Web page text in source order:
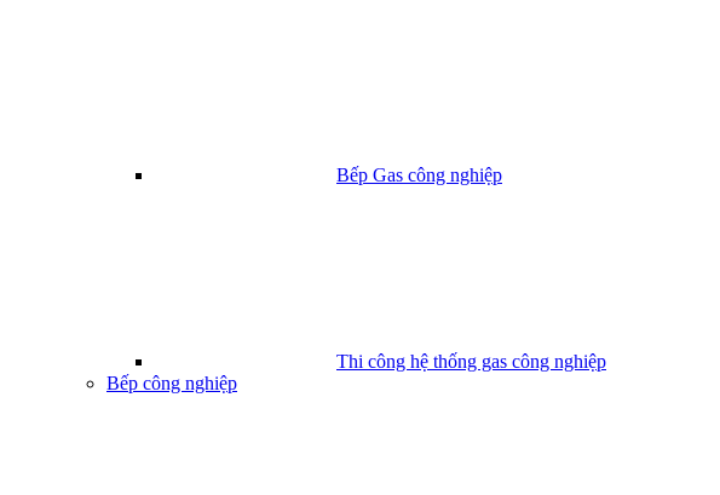
Bếp Gas công nghiệp
Thi công hệ thống gas công nghiệp
Bếp công nghiệp